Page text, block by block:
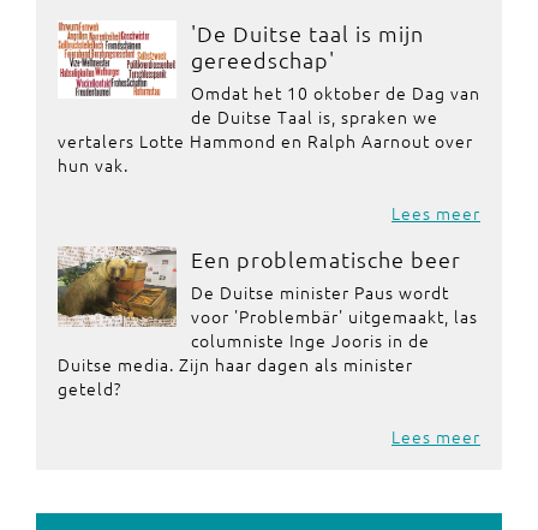
'De Duitse taal is mijn
gereedschap'
Omdat het 10 oktober de Dag van
de Duitse Taal is, spraken we
vertalers Lotte Hammond en Ralph Aarnout over
hun vak.
Lees meer
Een problematische beer
De Duitse minister Paus wordt
voor 'Problembär' uitgemaakt, las
columniste Inge Jooris in de
Duitse media. Zijn haar dagen als minister
geteld?
Lees meer